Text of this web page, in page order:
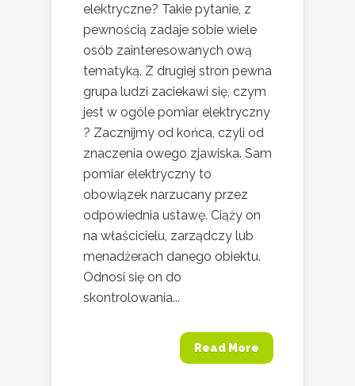
elektryczne? Takie pytanie, z
pewnością zadaje sobie wiele
osób zainteresowanych ową
tematyką. Z drugiej stron pewna
grupa ludzi zaciekawi się, czym
jest w ogóle pomiar elektryczny
? Zacznijmy od końca, czyli od
znaczenia owego zjawiska. Sam
pomiar elektryczny to
obowiązek narzucany przez
odpowiednia ustawę. Ciąży on
na właścicielu, zarządczy lub
menadżerach danego obiektu.
Odnosi się on do
skontrolowania...
Read More